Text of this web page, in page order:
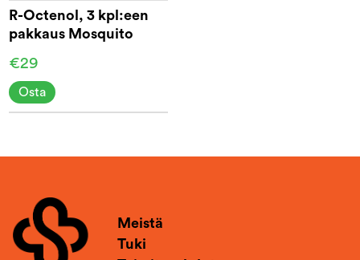
R-Octenol, 3 kpl:een
pakkaus Mosquito
hyttysansaa varten
€29
Osta
Meistä
Tuki